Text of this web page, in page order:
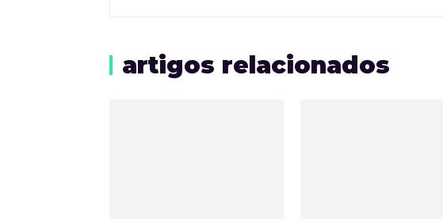
artigos relacionados